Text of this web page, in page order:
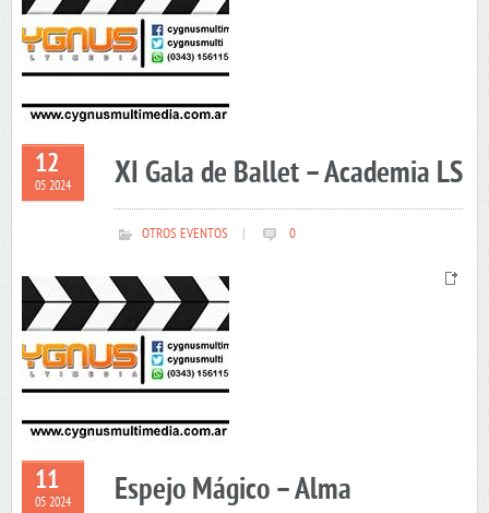
12
05 2024 XI Gala de Ballet – Academia LS
OTROS EVENTOS 0
11
05 2024 Espejo Mágico – Alma